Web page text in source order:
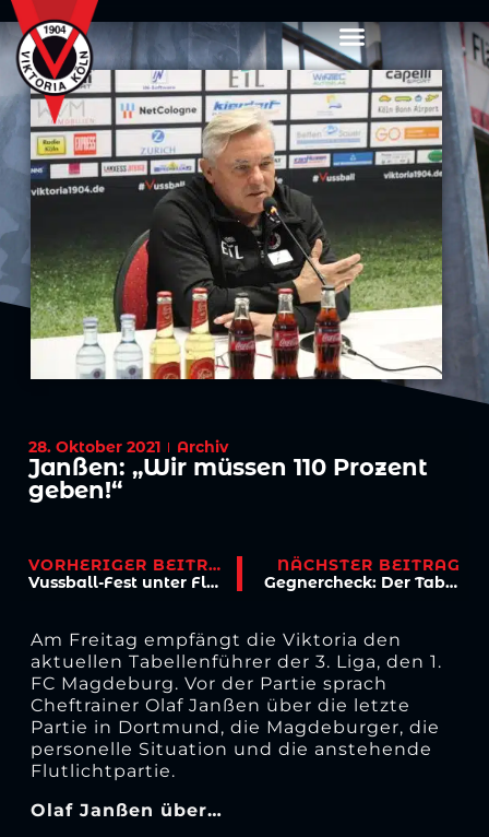
28. Oktober 2021 Archiv
Janßen: „Wir müssen 110 Prozent
geben!“
VORHERIGER BEITRAG
Vussball-Fest unter Flutlicht
NÄCHSTER BEITRAG
Gegnercheck: Der Tabellenführer kommt!
Am Freitag empfängt die Viktoria den
aktuellen Tabellenführer der 3. Liga, den 1.
FC Magdeburg. Vor der Partie sprach
Cheftrainer Olaf Janßen über die letzte
Partie in Dortmund, die Magdeburger, die
personelle Situation und die anstehende
Flutlichtpartie.
Olaf Janßen über…